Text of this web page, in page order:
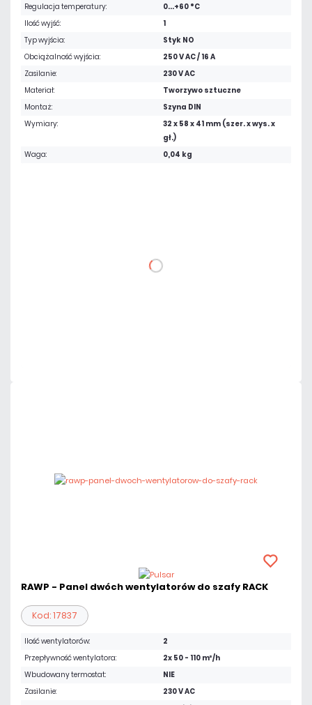
Regulacja temperatury:
0...+60 °C
Ilość wyjść:
1
Typ wyjścia:
Styk NO
Obciążalność wyjścia:
250 V AC / 16 A
Zasilanie:
230 V AC
Materiał:
Tworzywo sztuczne
Montaż:
Szyna DIN
Wymiary:
32 x 58 x 41 mm (szer. x wys. x
gł.)
Waga:
0,04 kg
DO KOSZYKA
RAWP - Panel dwóch wentylatorów do szafy RACK
Kod: 17837
Ilość wentylatorów:
2
Przepływność wentylatora:
2x 50 - 110 m³/h
Wbudowany termostat:
NIE
Zasilanie:
230 V AC